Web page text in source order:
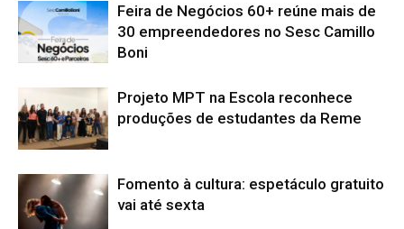
Feira de Negócios 60+ reúne mais de
30 empreendedores no Sesc Camillo
Boni
Projeto MPT na Escola reconhece
produções de estudantes da Reme
Fomento à cultura: espetáculo gratuito
vai até sexta